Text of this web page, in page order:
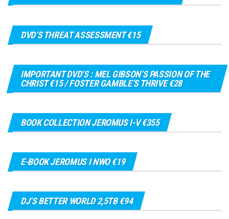
DVD’S THREAT ASSESSMENT €15
IMPORTANT DVD’S : MEL GIBSON’S PASSION OF THE
CHRIST €15 / FOSTER GAMBLE’S THRIVE €28
BOOK COLLECTION JEROMUS I-V €355
E-BOOK JEROMUS I NWO €19
DJ’S BETTER WORLD 2,5TB €94